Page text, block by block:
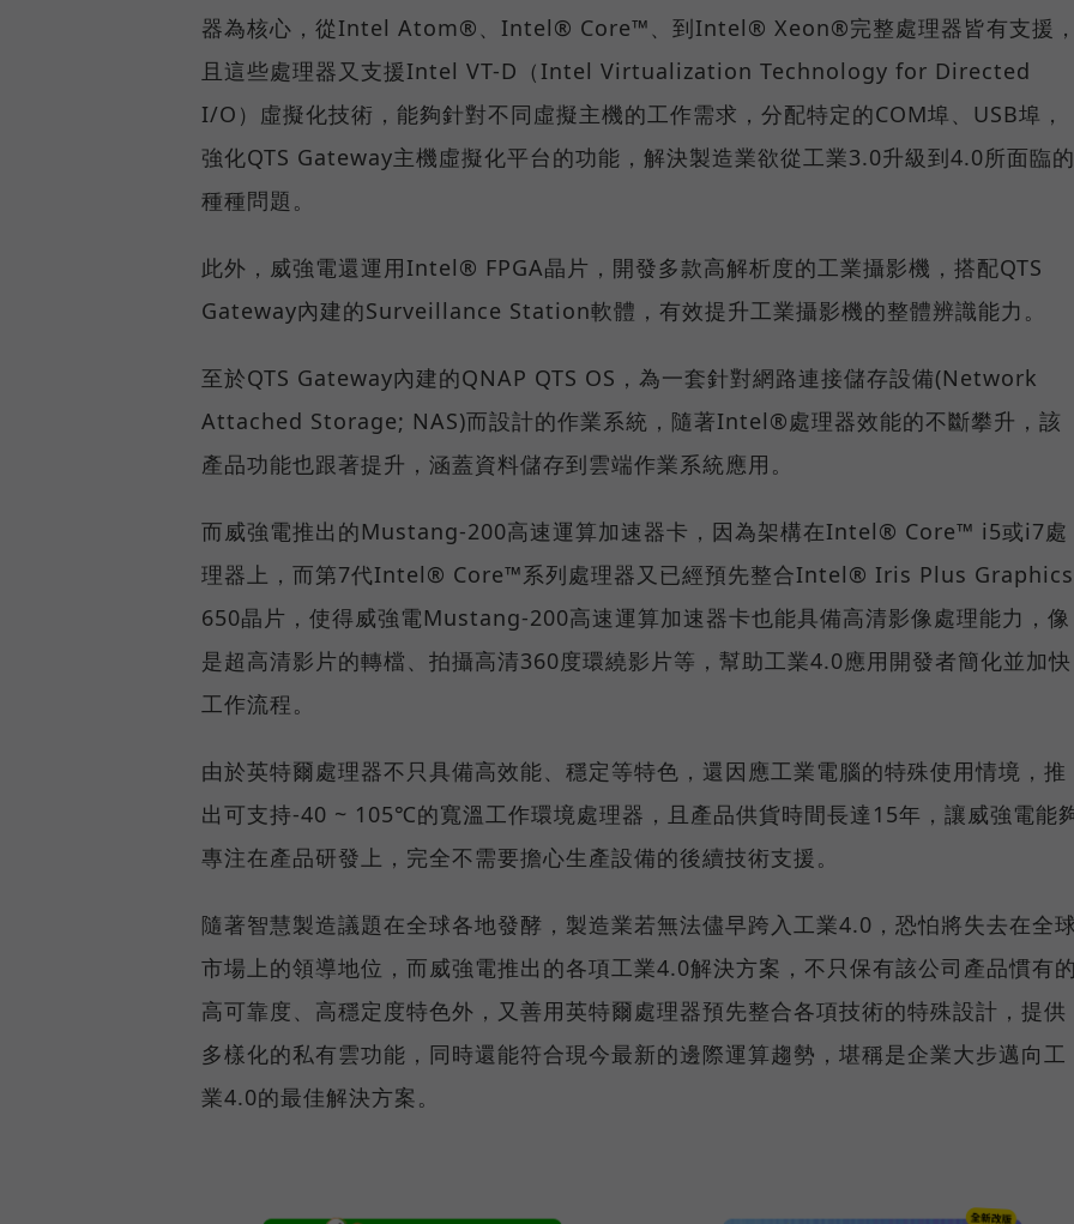
器為核心，從Intel Atom®、Intel® Core™、到Intel® Xeon®完整處理器皆有支援
且這些處理器又支援Intel VT-D（Intel Virtualization Technology for Directed
I/O）虛擬化技術，能夠針對不同虛擬主機的工作需求，分配特定的COM埠、USB埠，
強化QTS Gateway主機虛擬化平台的功能，解決製造業欲從工業3.0升級到4.0所面臨的
種種問題。
此外，威強電還運用Intel® FPGA晶片，開發多款高解析度的工業攝影機，搭配QTS
Gateway內建的Surveillance Station軟體，有效提升工業攝影機的整體辨識能力。
至於QTS Gateway內建的QNAP QTS OS，為一套針對網路連接儲存設備(Network
Attached Storage; NAS)而設計的作業系統，隨著Intel®處理器效能的不斷攀升，該
產品功能也跟著提升，涵蓋資料儲存到雲端作業系統應用。
而威強電推出的Mustang-200高速運算加速器卡，因為架構在Intel® Core™ i5或i7處
理器上，而第7代Intel® Core™系列處理器又已經預先整合Intel® Iris Plus Graphics
650晶片，使得威強電Mustang-200高速運算加速器卡也能具備高清影像處理能力，像
是超高清影片的轉檔、拍攝高清360度環繞影片等，幫助工業4.0應用開發者簡化並加快
工作流程。
由於英特爾處理器不只具備高效能、穩定等特色，還因應工業電腦的特殊使用情境，推
出可支持-40 ~ 105℃的寬溫工作環境處理器，且產品供貨時間長達15年，讓威強電能
專注在產品研發上，完全不需要擔心生產設備的後續技術支援。
隨著智慧製造議題在全球各地發酵，製造業若無法儘早跨入工業4.0，恐怕將失去在全
市場上的領導地位，而威強電推出的各項工業4.0解決方案，不只保有該公司產品慣有
高可靠度、高穩定度特色外，又善用英特爾處理器預先整合各項技術的特殊設計，提供
多樣化的私有雲功能，同時還能符合現今最新的邊際運算趨勢，堪稱是企業大步邁向工
業4.0的最佳解決方案。